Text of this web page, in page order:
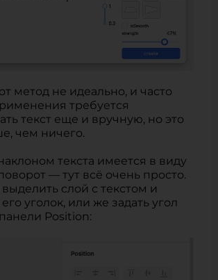
метод не идеально, и часто
требуется
текст еще и вручную, но это
чем ничего.
текста имеется в виду
— тут всё очень просто.
слой с текстом и
уголок, или же задать угол
Position: